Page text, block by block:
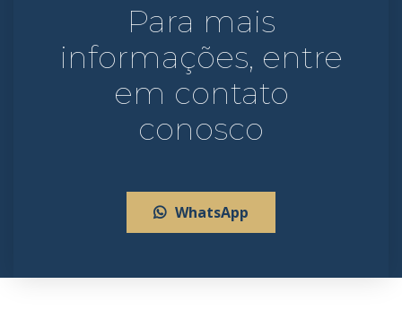
Para mais
informações, entre
em contato
conosco
WhatsApp